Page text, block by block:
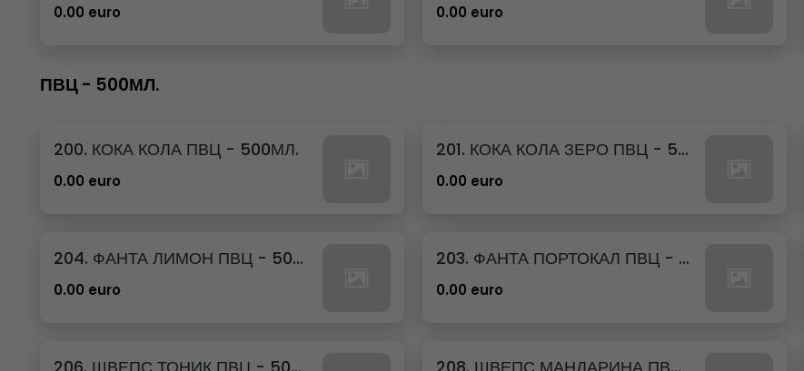
0.00 euro 0.00 euro
ПВЦ - 500МЛ.
200. КОКА КОЛА ПВЦ - 500МЛ.
0.00 euro
201. КОКА КОЛА ЗЕРО ПВЦ - 500МЛ.
0.00 euro
204. ФАНТА ЛИМОН ПВЦ - 500МЛ.
0.00 euro
203. ФАНТА ПОРТОКАЛ ПВЦ - 500МЛ.
0.00 euro